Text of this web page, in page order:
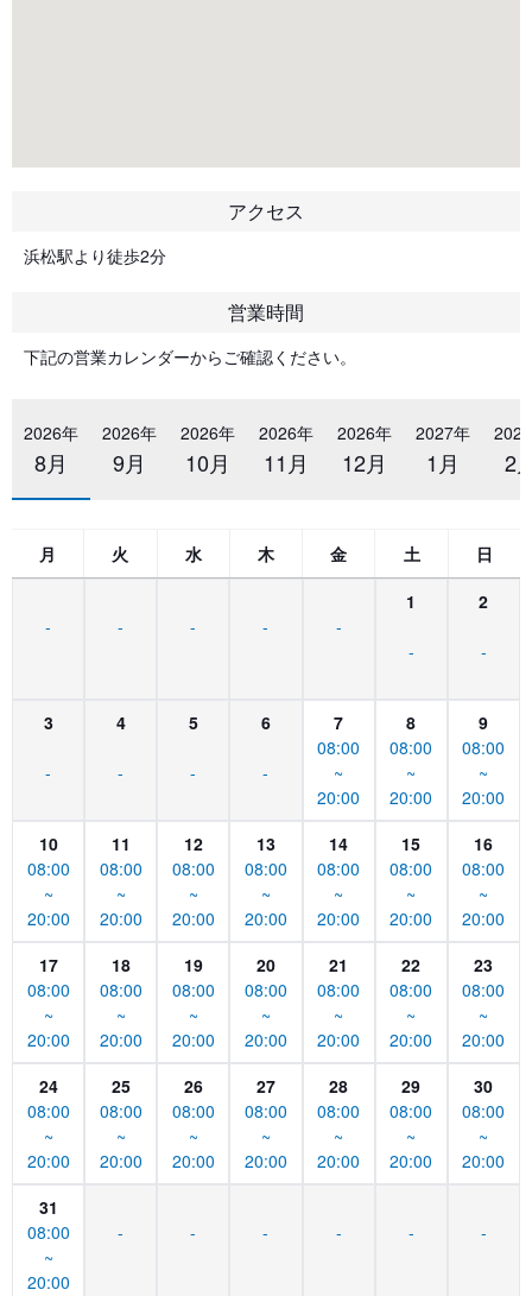
アクセス
浜松駅より徒歩2分
営業時間
下記の営業カレンダーからご確認ください。
2026年
8月
2026年
9月
2026年
10月
2026年
11月
2026年
12月
2027年
1月 2
月 火 水 木 金 土 日
- - - - -
1
-
2
-
3
-
4
-
5
-
6
-
7
08:00
~
20:00
8
08:00
~
20:00
9
08:00
~
20:00
10
08:00
~
20:00
11
08:00
~
20:00
12
08:00
~
20:00
13
08:00
~
20:00
14
08:00
~
20:00
15
08:00
~
20:00
16
08:00
~
20:00
17
08:00
~
20:00
18
08:00
~
20:00
19
08:00
~
20:00
20
08:00
~
20:00
21
08:00
~
20:00
22
08:00
~
20:00
23
08:00
~
20:00
24
08:00
~
20:00
25
08:00
~
20:00
26
08:00
~
20:00
27
08:00
~
20:00
28
08:00
~
20:00
29
08:00
~
20:00
30
08:00
~
20:00
31
08:00
~
20:00
- - - - - -